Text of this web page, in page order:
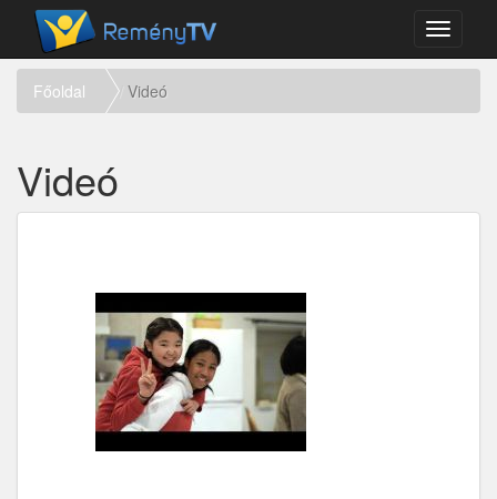
Toggle
Főoldal
Videó
Videó